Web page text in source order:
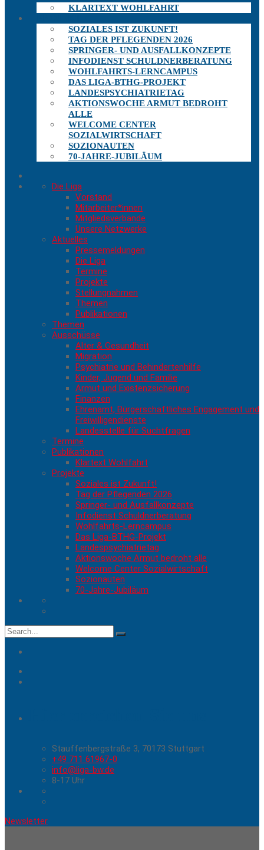
KLARTEXT WOHLFAHRT
SOZIALES IST ZUKUNFT!
TAG DER PFLEGENDEN 2026
SPRINGER- UND AUSFALLKONZEPTE
INFODIENST SCHULDNERBERATUNG
WOHLFAHRTS-LERNCAMPUS
DAS LIGA-BTHG-PROJEKT
LANDESPSYCHIATRIETAG
AKTIONSWOCHE ARMUT BEDROHT
ALLE
WELCOME CENTER
SOZIALWIRTSCHAFT
SOZIONAUTEN
70-JAHRE-JUBILÄUM
Die Liga
Vorstand
Mitarbeiter*innen
Mitgliedsverbände
Unsere Netzwerke
Aktuelles
Pressemeldungen
Die Liga
Termine
Projekte
Stellungnahmen
Themen
Publikationen
Themen
Ausschüsse
Alter & Gesundheit
Migration
Psychiatrie und Behindertenhilfe
Kinder, Jugend und Familie
Armut und Existenzsicherung
Finanzen
Ehrenamt, Bürgerschaftliches Engagement und
Freiwilligendienste
Landesstelle für Suchtfragen
Termine
Publikationen
Klartext Wohlfahrt
Projekte
Soziales ist Zukunft!
Tag der Pflegenden 2026
Springer- und Ausfallkonzepte
Infodienst Schuldnerberatung
Wohlfahrts-Lerncampus
Das Liga-BTHG-Projekt
Landespsychiatrietag
Aktionswoche Armut bedroht alle
Welcome Center Sozialwirtschaft
Sozionauten
70-Jahre-Jubiläum
Search
for:
Stauffenbergstraße 3, 70173 Stuttgart
+49 711 61967-0
info@liga-bw.de
8-17 Uhr
Newsletter